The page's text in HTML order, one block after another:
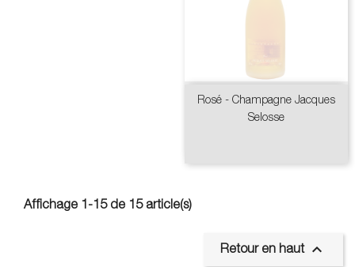
Rosé - Champagne Jacques
Selosse
Affichage 1-15 de 15 article(s)
Retour en haut 